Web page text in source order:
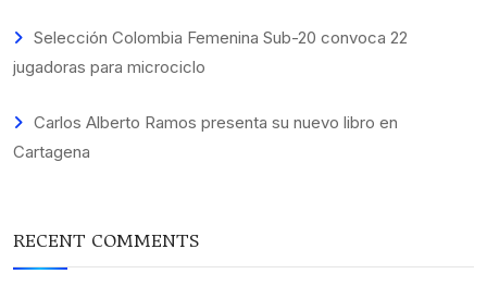
Selección Colombia Femenina Sub-20 convoca 22
jugadoras para microciclo
Carlos Alberto Ramos presenta su nuevo libro en
Cartagena
RECENT COMMENTS